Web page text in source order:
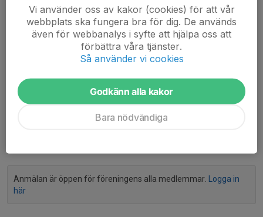
I stort sett hela året. Vintertid kör vi med lampor, Night
rider. Se Facebook event för mer info, och anmäl er
gärna så vi vet hur många som kommer.
https://www.facebook.com/halmstadmtb/events
Trail rider arrangeras av Team CYKLAMERA och
Halmstad MTB.
www.facebook.com/halmstadmtb/events
Anmälan är öppen för föreningens alla medlemmar.
Logga in
här
Vi använder oss av kakor (cookies) för att vår
webbplats ska fungera bra för dig. De används
även för webbanalys i syfte att hjälpa oss att
förbättra våra tjänster.
Så använder vi cookies
Godkänn alla kakor
Bara nödvändiga